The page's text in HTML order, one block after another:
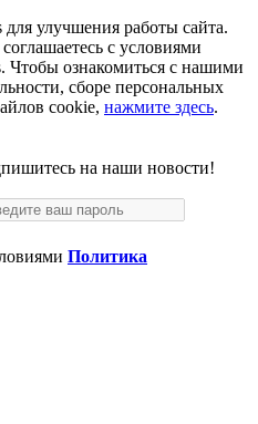
улучшения работы сайта.
с условиями
Чтобы ознакомиться с нашими
сборе персональных
cookie, нажмите здесь.
на наши новости!
Политика